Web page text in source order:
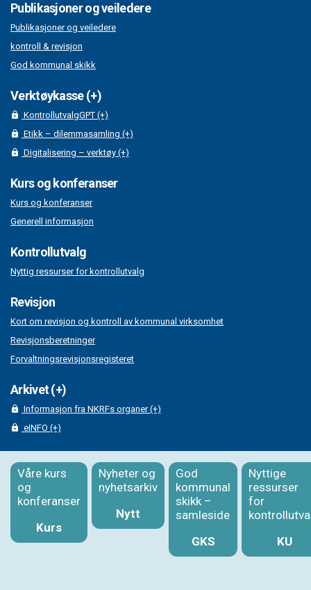
Publikasjoner og veiledere
Publikasjoner og veiledere
kontroll & revisjon
God kommunal skikk
Verktøykasse (+)
KontrollutvalgGPT (+)
Etikk – dilemmasamling (+)
Digitalisering – verktøy (+)
Kurs og konferanser
Kurs og konferanser
Generell informasjon
Kontrollutvalg
Nyttig ressurser for kontrollutvalg
Revisjon
Kort om revisjon og kontroll av kommunal virksomhet
Revisjonsberetninger
Forvaltningsrevisjonsregisteret
Arkivet (+)
Informasjon fra NKRFs organer (+)
eINFO (+)
Våre kurs
og
konferanser
Kurs
Nyheter og
nyhetsarkiv
Nytt
God
kommunal
skikk –
samleside
GKS
Nyttige
ressurser
for
KU